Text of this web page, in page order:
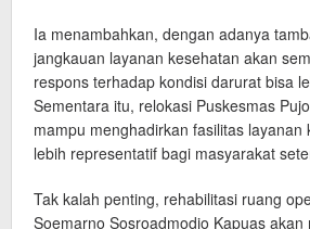
Ia menambahkan, dengan adanya
jangkauan layanan kesehatan akan
respons terhadap kondisi darurat bisa
Sementara itu, relokasi Puskesmas
mampu menghadirkan fasilitas layanan
lebih representatif bagi masyarakat
Tak kalah penting, rehabilitasi ruang
Soemarno Sosroadmodjo Kapuas akan